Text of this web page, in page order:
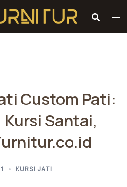
Custom Pati:
Kursi Santai,
KURSI JATI